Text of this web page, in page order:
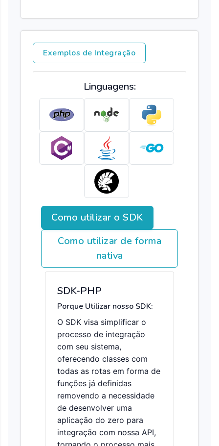
Exemplos de Integração
Linguagens:
Como utilizar o SDK
Como utilizar de forma
nativa
SDK-PHP
Porque Utilizar nosso SDK:
O SDK visa simplificar o
processo de integração
com seu sistema,
oferecendo classes com
todas as rotas em forma de
funções já definidas
removendo a necessidade
de desenvolver uma
aplicação do zero para
integração com nossa API,